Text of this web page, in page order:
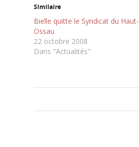
Similaire
Bielle quitte le Syndicat du Haut-
Ossau
22 octobre 2008
Dans "Actualités"